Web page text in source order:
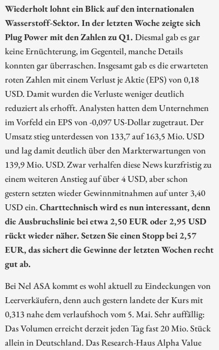
Wiederholt lohnt ein Blick auf den internationalen
Wasserstoff-Sektor. In der letzten Woche zeigte sich
Plug Power mit den Zahlen zu Q1. Diesmal gab es gar
keine Ernüchterung, im Gegenteil, manche Details
konnten gar überraschen. Insgesamt gab es die erwarteten
roten Zahlen mit einem Verlust je Aktie (EPS) von 0,18
USD. Damit wurden die Verluste weniger deutlich
reduziert als erhofft. Analysten hatten dem Unternehmen
im Vorfeld ein EPS von -0,097 US-Dollar zugetraut. Der
Umsatz stieg unterdessen von 133,7 auf 163,5 Mio. USD
und lag damit deutlich über den Markterwartungen von
139,9 Mio. USD. Zwar verhalfen diese News kurzfristig zu
einem weiteren Anstieg auf über 4 USD, aber schon
gestern setzten wieder Gewinnmitnahmen auf unter 3,40
USD ein.Charttechnisch wird es nun interessant, denn
die Ausbruchslinie bei etwa 2,50 EUR oder 2,95 USD
rückt wieder näher. Setzen Sie einen Stopp bei 2,57
EUR, das sichert die Gewinne der letzten Wochen recht
gut ab.
Bei Nel ASA kommt es wohl aktuell zu Eindeckungen von
Leerverkäufern, denn auch gestern landete der Kurs mit
0,313 nahe dem verlaufshoch vom 5. Mai. Sehr auffällig:
Das Volumen erreicht derzeit jeden Tag fast 20 Mio. Stück
allein in Deutschland. Das Research-Haus Alpha Value